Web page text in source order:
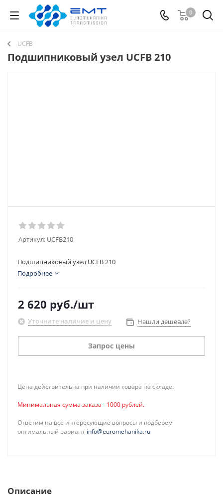
0
UCFB
Подшипниковый узел UCFB 210
Артикул: UCFB210
Подшипниковый узел UCFB 210
Подробнее
2 620 руб./шт
Уточните наличие и цену Нашли дешевле?
Запрос цены
Цена действительна при наличии товара на складе.
Минимальная сумма заказа - 1000 рублей.
Ответим на все интересующие вопросы и подберём
оптимальный вариант info@euromehanika.ru
Описание